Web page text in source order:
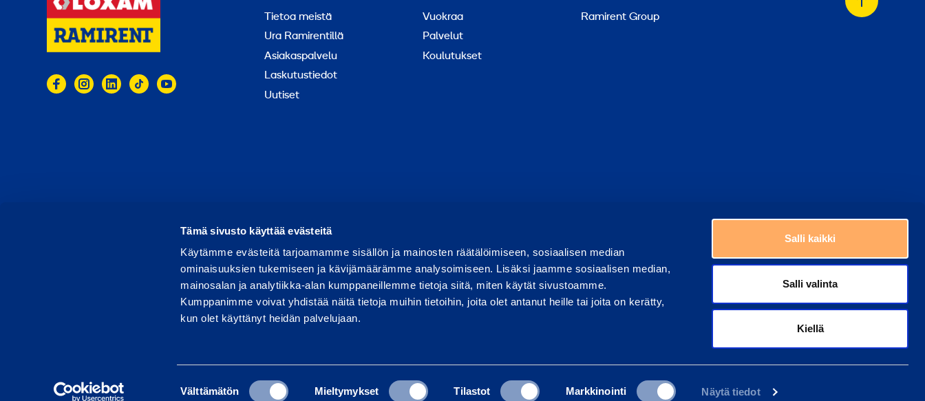
Tämä sivusto käyttää evästeitä
Käytämme evästeitä tarjoamamme sisällön ja mainosten räätälöimiseen, sosiaalisen median
ominaisuuksien tukemiseen ja kävijämäärämme analysoimiseen. Lisäksi jaamme sosiaalisen median,
mainosalan ja analytiikka-alan kumppaneillemme tietoja siitä, miten käytät sivustoamme.
Kumppanimme voivat yhdistää näitä tietoja muihin tietoihin, joita olet antanut heille tai joita on kerätty,
kun olet käyttänyt heidän palvelujaan.
Välttämätön Mieltymykset Tilastot Markkinointi Näytä tiedot
Salli kaikki
Salli valinta
Kiellä
Tietoa meistä
Ura Ramirentillä
Asiakaspalvelu
Laskutustiedot
Uutiset
Vuokraa
Palvelut
Koulutukset
Ramirent Group
Takaisin
Käyttöehdot Tietosuoja Raportoi väärinkäytöksestä